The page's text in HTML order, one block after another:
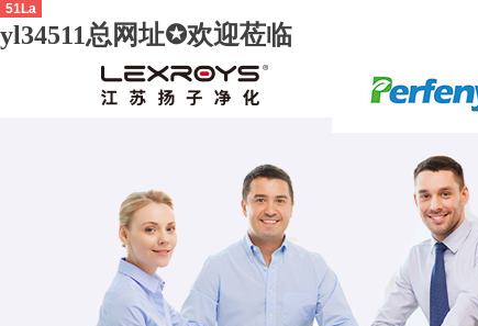
51La
yl34511总网址✪欢迎莅临